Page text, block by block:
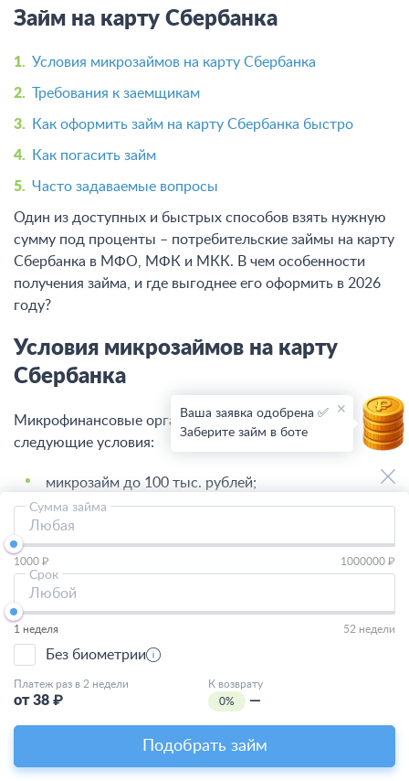
Любая
Сумма займа
1000 ₽ 1000000 ₽
Любой
Срок
1 неделя 52 недели
Без биометрии
Платеж раз в 2 недели
от38 ₽
К возврату
0%
—
Подобрать займ
Займ на карту Сбербанка
Условия микрозаймов на карту Сбербанка
Требования к заемщикам
Как оформить займ на карту Сбербанка быстро
Как погасить займ
Часто задаваемые вопросы
Один из доступных и быстрых способов взять нужную
сумму под проценты – потребительские займы на карту
Сбербанка в МФО, МФК и МКК. В чем особенности
получения займа, и где выгоднее его оформить в 2026
году?
Условия микрозаймов на карту
Сбербанка
Микрофинансовые организации предоставляют
следующие условия:
микрозайм до 100 тыс. рублей;
сроки погашения – до нескольких месяцев;
проценты начисляются на каждый день
использования займа;
возможность продления срока договора;
досрочное погашение без дополнительных
комиссий.
Новым клиентам многие микрокредитные компании
предоставляют быстрый займ на карту Сбербанка без
процентов. Но на таких условиях можно взять только
небольшую сумму на короткий срок.
Ваша заявка одобрена ✅
Заберите займ в боте